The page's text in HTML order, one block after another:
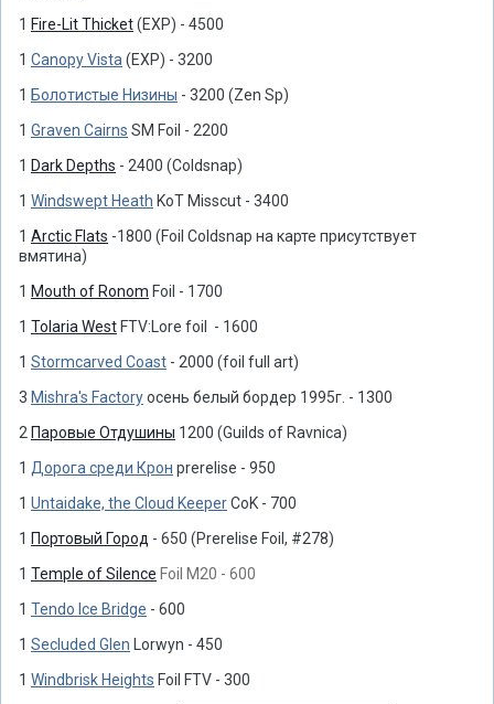
1 Fire-Lit Thicket(EXP) - 4500
1 Canopy Vista(EXP) - 3200
1 Болотистые Низины - 3200 (Zen Sp)
1 Graven Cairns SM Foil - 2200
1 Dark Depths - 2400 (Coldsnap)
1 Windswept Heath KoT Misscut - 3400
1 Arctic Flats -1800 (Foil Coldsnap на карте присутствует
вмятина)
1 Mouth of Ronom Foil - 1700
1 Tolaria West FTV:Lore foil - 1600
1 Stormcarved Coast - 2000 (foil full art)
3 Mishra's Factoryосень белый бордер 1995г. - 1300
2 Паровые Отдушины 1200 (Guilds of Ravnica)
1 Дорога среди Крон prerelise - 950
1 Untaidake, the Cloud KeeperCoK - 700
1 Портовый Город - 650 (Prerelise Foil, #278)
1 Temple of Silence Foil M20 - 600
1 Tendo Ice Bridge - 600
1 Secluded Glen Lorwyn - 450
1 Windbrisk Heights Foil FTV - 300